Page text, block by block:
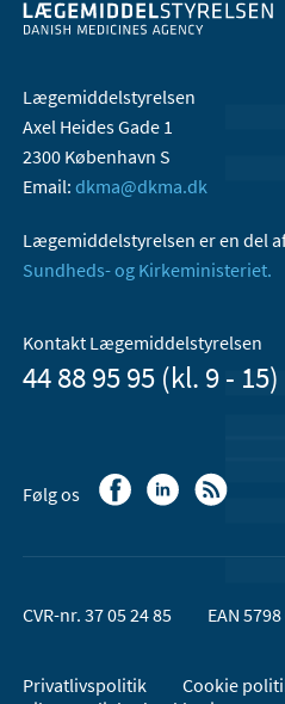
Lægemiddelstyrelsen
Axel Heides Gade 1
2300 København S
Email: dkma@dkma.dk
Lægemiddelstyrelsen er en del
Sundheds- og Kirkeministeriet.
Kontakt Lægemiddelstyrelsen
44 88 95 95 (kl. 9 - 15)
Følg os
CVR-nr. 37 05 24 85 EAN
Privatlivspolitik
Cookie